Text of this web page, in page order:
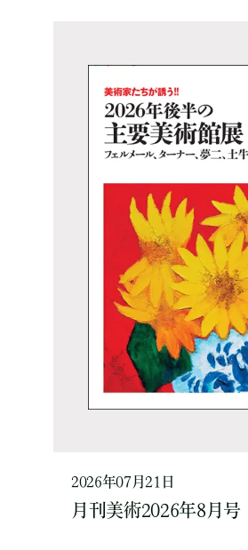
2026年07月21日
月刊美術2026年8月号